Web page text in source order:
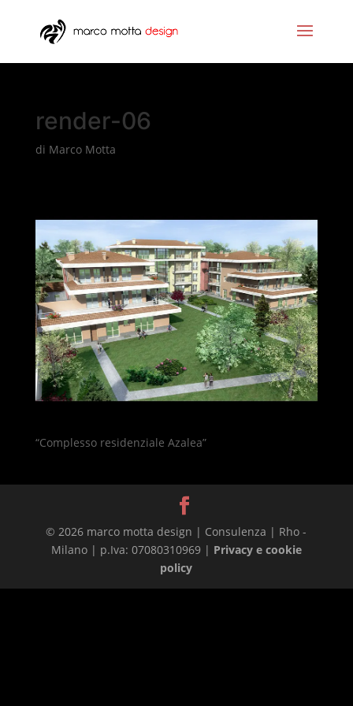
render-06
di Marco Motta
“Complesso residenziale Azalea”
© 2026 marco motta design | Consulenza | Rho -
Milano | p.Iva: 07080310969 | Privacy e cookie
policy